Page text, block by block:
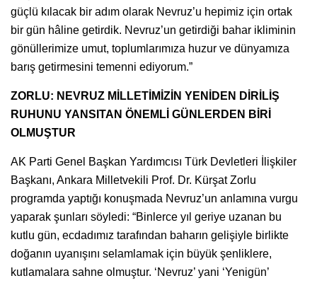
güçlü kılacak bir adım olarak Nevruz’u hepimiz için ortak
bir gün hâline getirdik. Nevruz’un getirdiği bahar ikliminin
gönüllerimize umut, toplumlarımıza huzur ve dünyamıza
barış getirmesini temenni ediyorum.”
ZORLU: NEVRUZ MİLLETİMİZİN YENİDEN DİRİLİŞ
RUHUNU YANSITAN ÖNEMLİ GÜNLERDEN BİRİ
OLMUŞTUR
AK Parti Genel Başkan Yardımcısı Türk Devletleri İlişkiler
Başkanı, Ankara Milletvekili Prof. Dr. Kürşat Zorlu
programda yaptığı konuşmada Nevruz’un anlamına vurgu
yaparak şunları söyledi: “Binlerce yıl geriye uzanan bu
kutlu gün, ecdadımız tarafından baharın gelişiyle birlikte
doğanın uyanışını selamlamak için büyük şenliklere,
kutlamalara sahne olmuştur. ‘Nevruz’ yani ‘Yenigün’